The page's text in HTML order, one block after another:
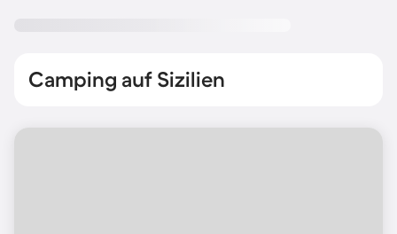
Camping auf Sizilien